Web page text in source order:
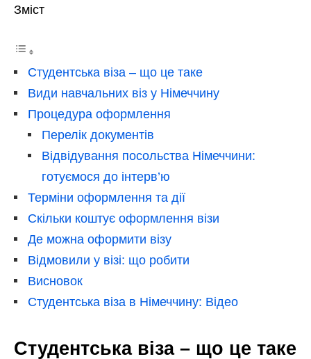
Зміст
Студентська віза – що це таке
Види навчальних віз у Німеччину
Процедура оформлення
Перелік документів
Відвідування посольства Німеччини:
готуємося до інтерв’ю
Терміни оформлення та дії
Скільки коштує оформлення візи
Де можна оформити візу
Відмовили у візі: що робити
Висновок
Студентська віза в Німеччину: Відео
Студентська віза – що це таке